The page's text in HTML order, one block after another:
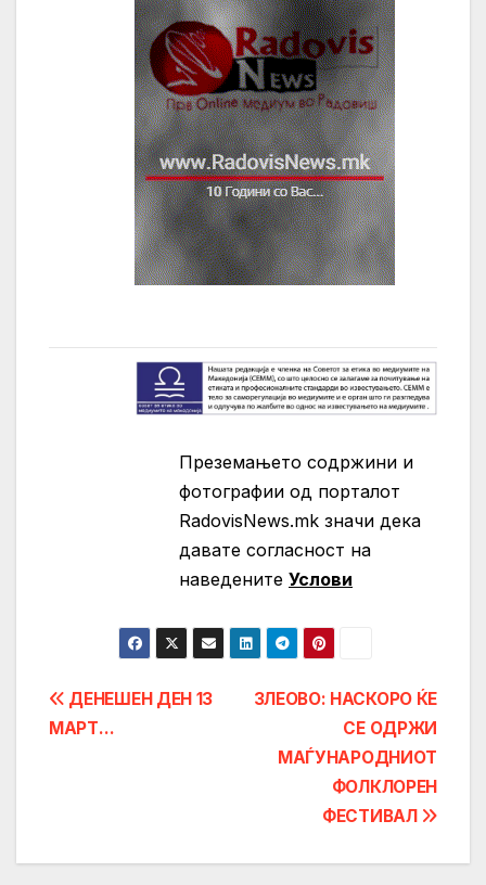
Преземањето содржини и
фотографии од порталот
RadovisNews.mk значи дека
давате согласност на
нaведените Услови
Post
navigation
ЗЛЕОВО: НАСКОРО ЌЕ
СЕ ОДРЖИ
МАЃУНАРОДНИОТ
ФОЛКЛОРЕН
ФЕСТИВАЛ
ДЕНЕШЕН ДЕН 13
МАРТ…